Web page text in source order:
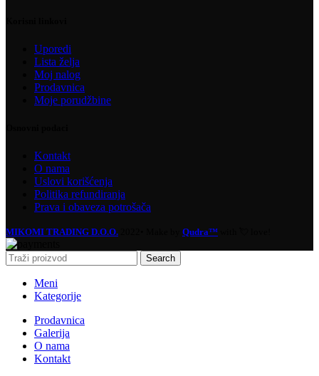
Uporedi
Lista želja
Moj nalog
Prodavnica
Moje porudžbine
Kontakt
O nama
Uslovi korišćenja
Politika refundiranja
Prava i obaveza potrošača
MIKOMI TRADING D.O.O. Qudra™
Search
Meni
Kategorije
Prodavnica
Galerija
O nama
Kontakt